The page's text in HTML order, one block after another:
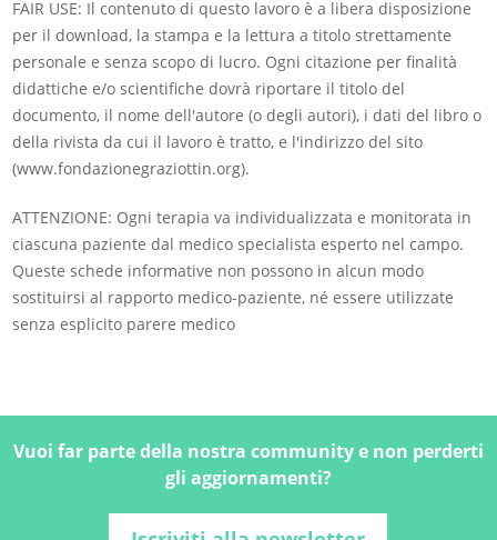
FAIR USE: Il contenuto di questo lavoro è a libera disposizione
per il download, la stampa e la lettura a titolo strettamente
personale e senza scopo di lucro. Ogni citazione per finalità
didattiche e/o scientifiche dovrà riportare il titolo del
documento, il nome dell'autore (o degli autori), i dati del libro o
della rivista da cui il lavoro è tratto, e l'indirizzo del sito
(www.fondazionegraziottin.org).
ATTENZIONE: Ogni terapia va individualizzata e monitorata in
ciascuna paziente dal medico specialista esperto nel campo.
Queste schede informative non possono in alcun modo
sostituirsi al rapporto medico-paziente, né essere utilizzate
senza esplicito parere medico
Vuoi far parte della nostra community e non perderti
gli aggiornamenti?